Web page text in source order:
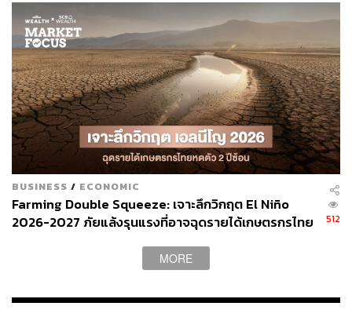
BUSINESS / ECONOMIC
Farming Double Squeeze: เจาะลึกวิกฤต El Niño
2026-2027 ภัยแล้งรุนแรงที่อาจฉุดรายได้เกษตรกรไทย
512
MORE